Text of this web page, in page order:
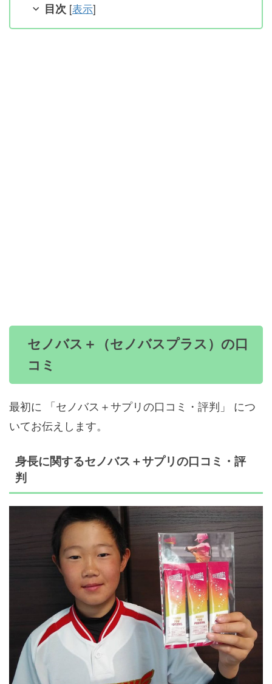
目次 [表示]
セノバス＋（セノバスプラス）の口
コミ
最初に 「セノバス＋サプリの口コミ・評判」 につ
いてお伝えします。
身長に関するセノバス＋サプリの口コミ・評
判